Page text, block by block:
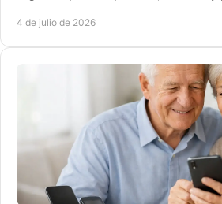
4 de julio de 2026